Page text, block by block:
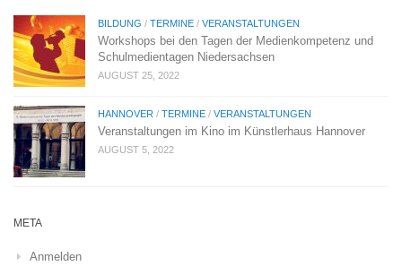
BILDUNG / TERMINE / VERANSTALTUNGEN
Workshops bei den Tagen der Medienkompetenz und
Schulmedientagen Niedersachsen
AUGUST 25, 2022
HANNOVER / TERMINE / VERANSTALTUNGEN
Veranstaltungen im Kino im Künstlerhaus Hannover
AUGUST 5, 2022
META
Anmelden